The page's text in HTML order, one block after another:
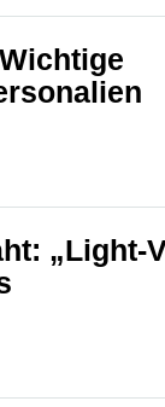
„Light-